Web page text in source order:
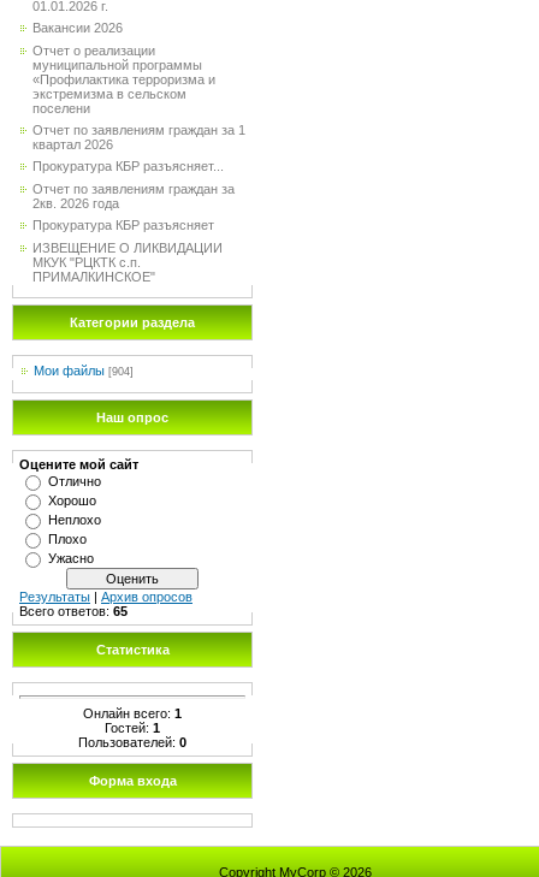
01.01.2026 г.
Вакансии 2026
Отчет о реализации
муниципальной программы
«Профилактика терроризма и
экстремизма в сельском
поселени
Отчет по заявлениям граждан за 1
квартал 2026
Прокуратура КБР разъясняет...
Отчет по заявлениям граждан за
2кв. 2026 года
Прокуратура КБР разъясняет
ИЗВЕЩЕНИЕ О ЛИКВИДАЦИИ
МКУК "РЦКТК с.п.
ПРИМАЛКИНСКОЕ"
Категории раздела
Мои файлы [904]
Наш опрос
Оцените мой сайт
Отлично
Хорошо
Неплохо
Плохо
Ужасно
Результаты | Архив опросов
Всего ответов: 65
Статистика
Онлайн всего: 1
Гостей: 1
Пользователей: 0
Форма входа
Copyright MyCorp © 2026